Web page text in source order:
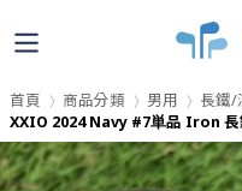
首頁 商品分類 男用
長鐵/
XXIO 2024 Navy #7単品 Iron